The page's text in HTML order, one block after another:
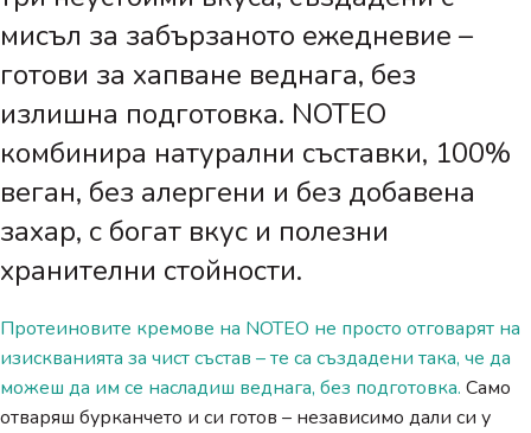
мисъл за забързаното ежедневие –
готови за хапване веднага, без
излишна подготовка. NOTEO
комбинира натурални съставки, 100%
веган, без алергени и без добавена
захар, с богат вкус и полезни
хранителни стойности.
Протеиновите кремове на NOTEO не просто отговарят на
изискванията за чист състав – те са създадени така, че да
можеш да им се насладиш веднага, без подготовка. Само
отваряш бурканчето и си готов – независимо дали си у